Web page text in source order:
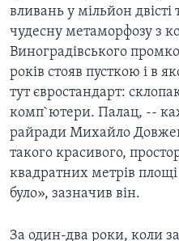
БРИФІНГ ГОЛОСУ
СТУДІЯ ВАШИНГТОН
ВІКНО В АМЕРИКУ
ПРАЙМ-ТАЙМ
ПОГЛЯД З ВАШИНГТОНА
Learning English
МИ В СОЦМЕРЕЖАХ
Мови
вливань у мільйон
чудесну метаморфозу з
Виноградівського
років стояв пусткою і в
тут євростандарт:
комп`ютери. Палац, --
райради Михайло
такого красивого,
квадратних метрів
було», зазначив вiн.
За один-два роки, коли